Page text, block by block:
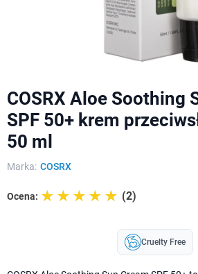
COSRX Aloe Soothing
SPF 50+ krem
50 ml
Marka: COSRX
Ocena: ☆☆☆☆☆
★★★★★ (2)
Cruelty Free